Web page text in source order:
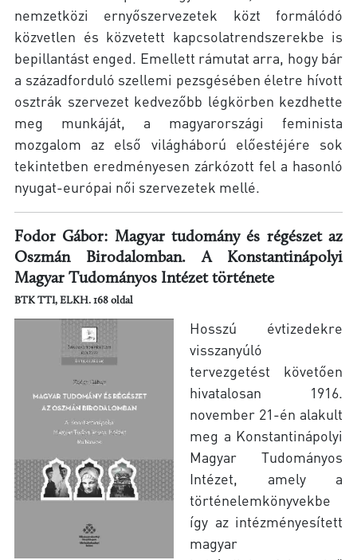
nemzetközi ernyőszervezetek közt formálódó
közvetlen és közvetett kapcsolatrendszerekbe is
bepillantást enged. Emellett rámutat arra, hogy bár
a századforduló szellemi pezsgésében életre hívott
osztrák szervezet kedvezőbb légkörben kezdhette
meg munkáját, a magyarországi feminista
mozgalom az első világháború előestéjére sok
tekintetben eredményesen zárkózott fel a hasonló
nyugat-európai női szervezetek mellé.
Fodor Gábor: Magyar tudomány és régészet az
Oszmán Birodalomban. A Konstantinápolyi
Magyar Tudományos Intézet története
BTK TTI, ELKH. 168 oldal
Hosszú évtizedekre
visszanyúló
tervezgetést követően
hivatalosan 1916.
november 21-én alakult
meg a Konstantinápolyi
Magyar Tudományos
Intézet, amely a
történelemkönyvekbe
így az intézményesített
magyar